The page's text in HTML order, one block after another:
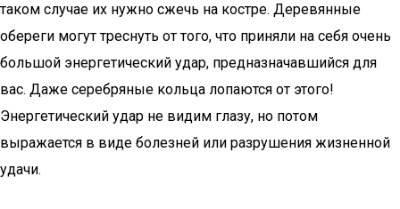
таком случае их нужно сжечь на костре. Деревянные
обереги могут треснуть от того, что приняли на себя очень
большой энергетический удар, предназначавшийся для
вас. Даже серебряные кольца лопаются от этого!
Энергетический удар не видим глазу, но потом
выражается в виде болезней или разрушения жизненной
удачи.